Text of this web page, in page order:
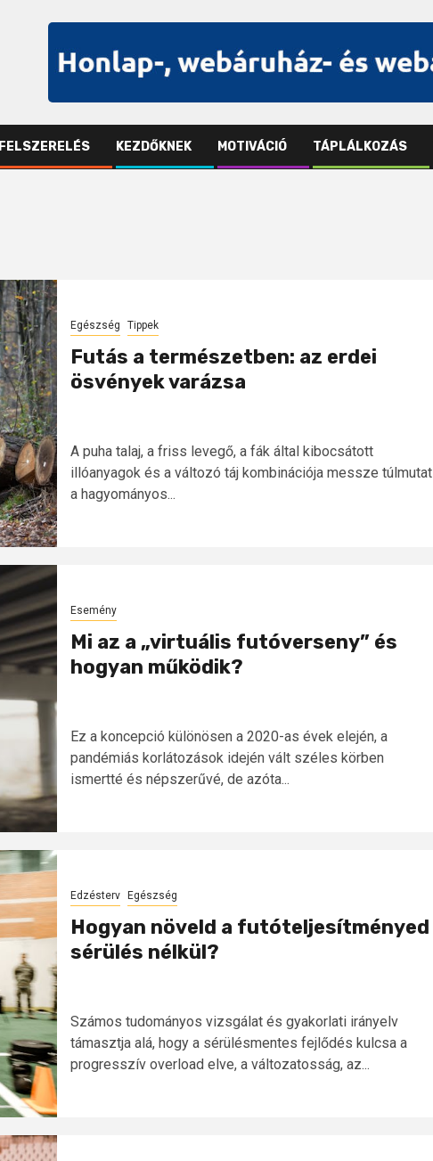
FELSZERELÉS KEZDŐKNEK MOTIVÁCIÓ TÁPLÁLKOZÁS
Egészség Tippek
Futás a természetben: az erdei
ösvények varázsa
A puha talaj, a friss levegő, a fák által kibocsátott
illóanyagok és a változó táj kombinációja messze túlmutat
a hagyományos...
Esemény
Mi az a „virtuális futóverseny” és
hogyan működik?
Ez a koncepció különösen a 2020-as évek elején, a
pandémiás korlátozások idején vált széles körben
ismertté és népszerűvé, de azóta...
Edzésterv Egészség
Hogyan növeld a futóteljesítményed
sérülés nélkül?
Számos tudományos vizsgálat és gyakorlati irányelv
támasztja alá, hogy a sérülésmentes fejlődés kulcsa a
progresszív overload elve, a változatosság, az...